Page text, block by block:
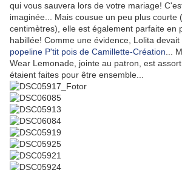
qui vous sauvera lors de votre mariage!
imaginée... Mais cousue un peu plus courte
centimètres), elle est également parfaite en
habillée! Comme une évidence, Lolita
popeline P'tit pois de Camillette-Création ...
Wear Lemonade, jointe au patron, est
étaient faites pour être ensemble...